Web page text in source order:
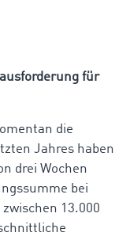
für
die
Jahres haben
drei Wochen
bei
13.000